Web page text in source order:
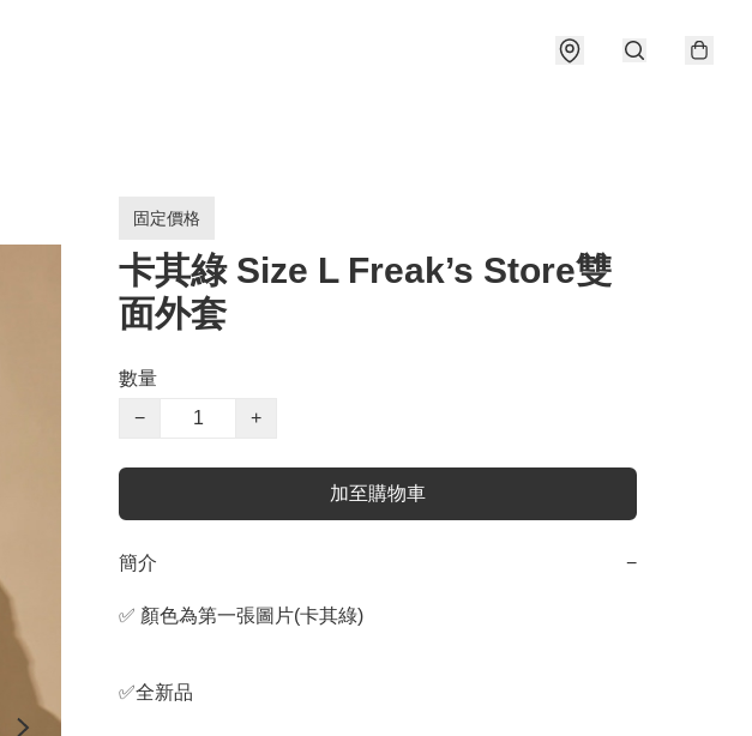
固定價格
卡其綠 Size L Freak’s Store雙
面外套
數量
−
+
加至購物車
簡介 −
✅ 顏色為第一張圖片(卡其綠)
✅全新品